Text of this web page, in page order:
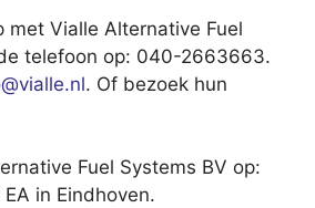
met Vialle Alternative Fuel
telefoon op: 040-2663663.
. Of bezoek hun
Fuel Systems BV op:
in Eindhoven.